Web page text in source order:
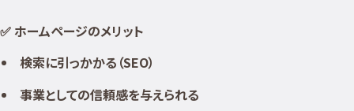
✅ ホームページのメリット
検索に引っかかる（SEO）
事業としての信頼感を与えられる